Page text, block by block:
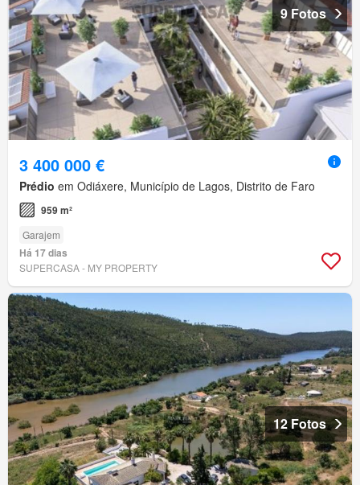
9 Fotos
3 400 000 €
Prédio em Odiáxere, Município de Lagos, Distrito de Faro
959 m²
Garajem
Há 17 dias
SUPERCASA - MY PROPERTY
12 Fotos